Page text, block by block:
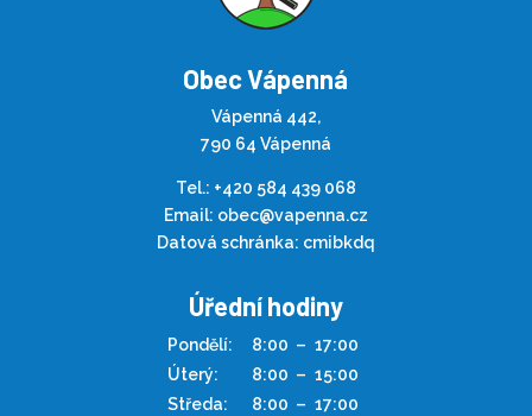
Obec Vápenná
Vápenná 442,
790 64 Vápenná
Tel.: +420 584 439 068
Email: obec@vapenna.cz
Datová schránka: cmibkdq
Úřední hodiny
Pondělí: 8:00 – 17:00
Úterý:
8:00 – 15:00
Středa:
8:00 – 17:00